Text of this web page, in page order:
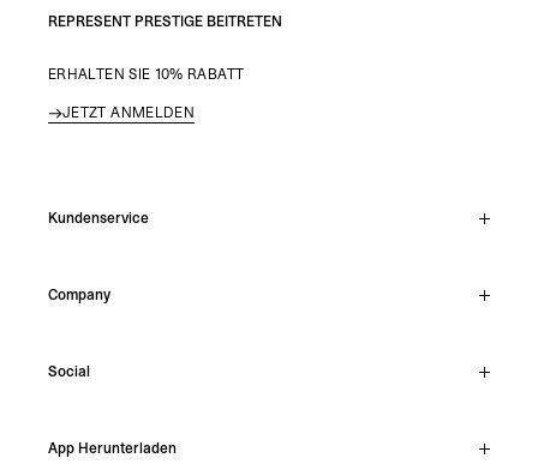
REPRESENT PRESTIGE BEITRETEN
ERHALTEN SIE 10% RABATT
JETZT ANMELDEN
Kundenservice
Support Hub
Make A Return
Company
Careers
Shipping
Social
Facebook
App Herunterladen